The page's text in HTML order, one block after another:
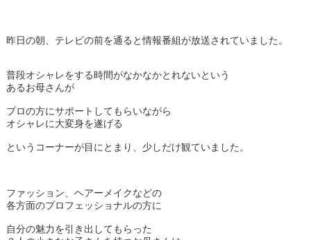
昨日の朝、テレビの前を通ると情報番組が放送されていました。
普段オシャレをする時間がなかなかとれないという
あるお母さんが
プロの方にサポートしてもらいながら
オシャレに大変身を遂げる
というコーナーが目にとまり、少しだけ観ていました。
ファッション、ヘアーメイクなどの
各方面のプロフェッショナルの方に
自分の魅力を引き出してもらった